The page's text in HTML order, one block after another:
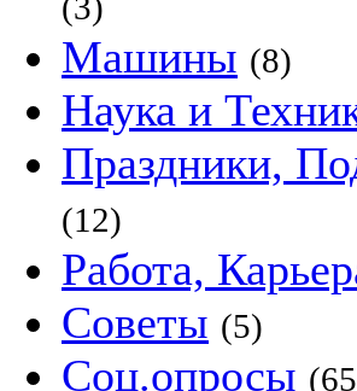
Машины (8)
Наука и
Праздники,
(12)
Работа,
Советы (5)
Соц.опросы